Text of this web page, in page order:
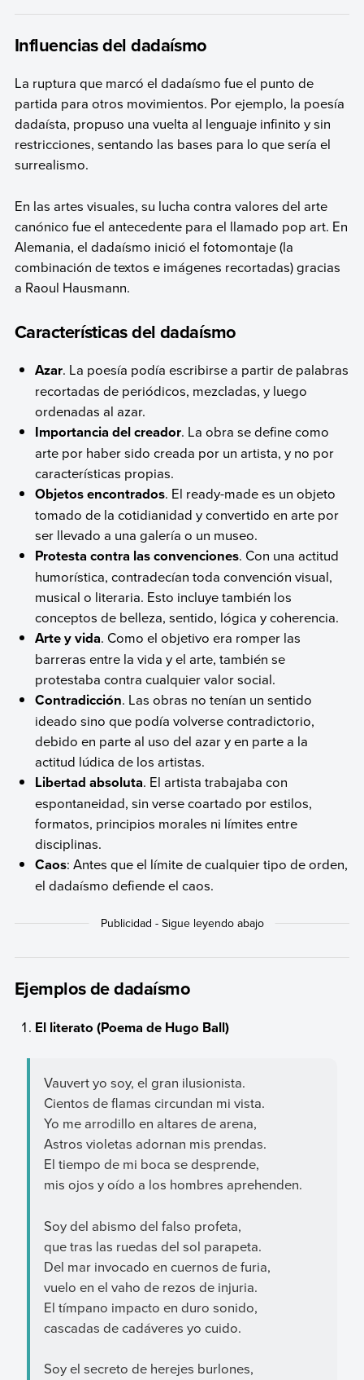
Influencias del dadaísmo
La ruptura que marcó el dadaísmo fue el punto de
partida para otros movimientos. Por ejemplo, la poesía
dadaísta, propuso una vuelta al lenguaje infinito y sin
restricciones, sentando las bases para lo que sería el
surrealismo.
En las artes visuales, su lucha contra valores del arte
canónico fue el antecedente para el llamado pop art. En
Alemania, el dadaísmo inició el fotomontaje (la
combinación de textos e imágenes recortadas) gracias
a Raoul Hausmann.
Características del dadaísmo
Azar. La poesía podía escribirse a partir de palabras
recortadas de periódicos, mezcladas, y luego
ordenadas al azar.
Importancia del creador. La obra se define como
arte por haber sido creada por un artista, y no por
características propias.
Objetos encontrados. El ready-made es un objeto
tomado de la cotidianidad y convertido en arte por
ser llevado a una galería o un museo.
Protesta contra las convenciones. Con una actitud
humorística, contradecían toda convención visual,
musical o literaria. Esto incluye también los
conceptos de belleza, sentido, lógica y coherencia.
Arte y vida. Como el objetivo era romper las
barreras entre la vida y el arte, también se
protestaba contra cualquier valor social.
Contradicción. Las obras no tenían un sentido
ideado sino que podía volverse contradictorio,
debido en parte al uso del azar y en parte a la
actitud lúdica de los artistas.
Libertad absoluta. El artista trabajaba con
espontaneidad, sin verse coartado por estilos,
formatos, principios morales ni límites entre
disciplinas.
Caos: Antes que el límite de cualquier tipo de orden,
el dadaísmo defiende el caos.
Ejemplos de dadaísmo
El literato (Poema de Hugo Ball)
Vauvert yo soy, el gran ilusionista.
Cientos de flamas circundan mi vista.
Yo me arrodillo en altares de arena,
Astros violetas adornan mis prendas.
El tiempo de mi boca se desprende,
mis ojos y oído a los hombres aprehenden.
Soy del abismo del falso profeta,
que tras las ruedas del sol parapeta.
Del mar invocado en cuernos de furia,
vuelo en el vaho de rezos de injuria.
El tímpano impacto en duro sonido,
cascadas de cadáveres yo cuido.
Soy el secreto de herejes burlones,